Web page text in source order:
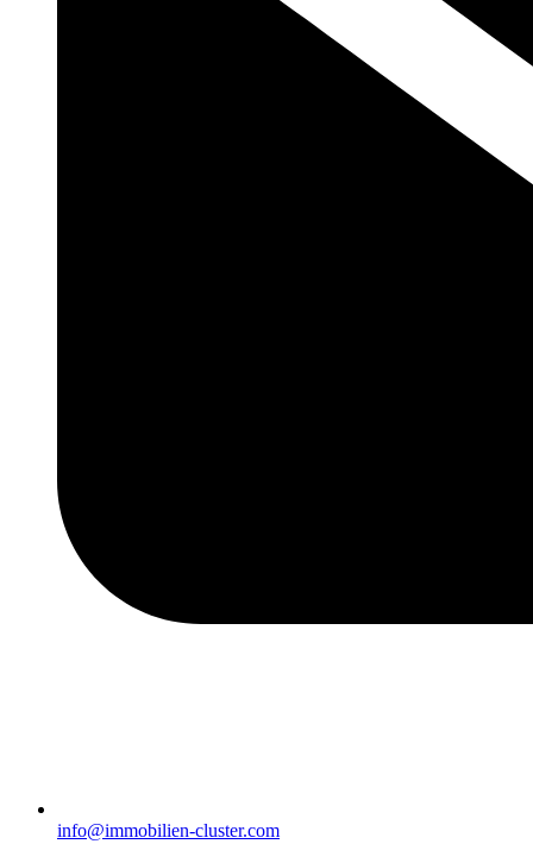
info@immobilien-cluster.com